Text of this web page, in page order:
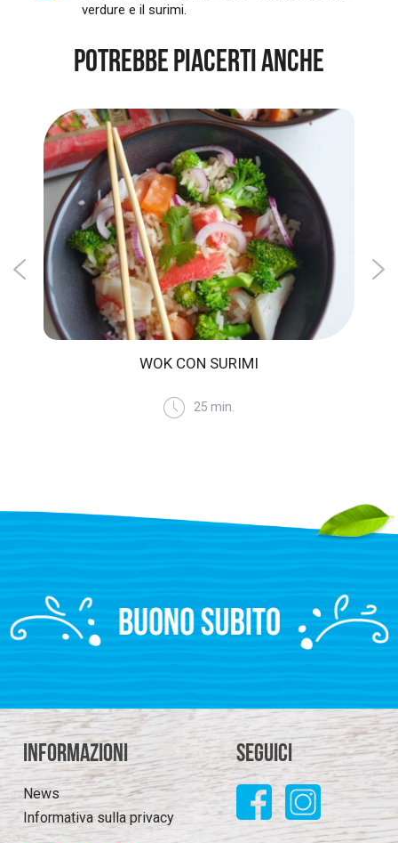
verdure e il surimi.
POTREBBE PIACERTI ANCHE
WOK CON SURIMI
25 min.
Informazioni
News
Informativa sulla privacy
Seguici